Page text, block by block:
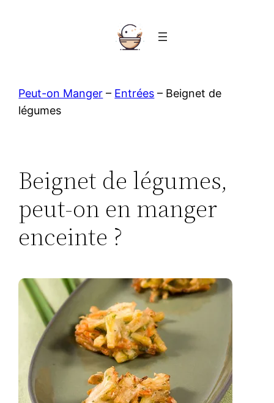
Peut-on Manger – Entrées – Beignet de
légumes
Beignet de légumes,
peut-on en manger
enceinte ?